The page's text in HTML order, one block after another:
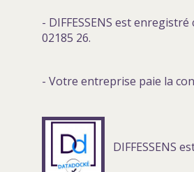
- DIFFESSENS est
02185 26.
- Votre entreprise paie la
DIFFESSENS